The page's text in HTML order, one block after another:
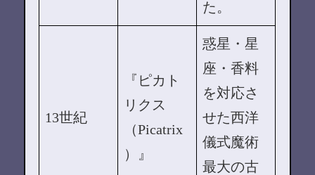
た。
13世紀
『ピカト
リクス
（Picatrix
）』
惑星・星
座・香料
を対応さ
せた西洋
儀式魔術
最大の古